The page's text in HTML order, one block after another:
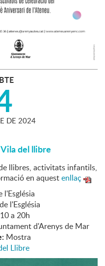
DE 2024
del llibre
llibres, activitats infantils,
en aquestenllaç
l'Església
l'Església
a 20h
d'Arenys de Mar
Mostra
Llibre